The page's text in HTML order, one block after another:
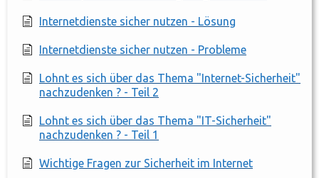
Internetdienste sicher nutzen - Lösung
Internetdienste sicher nutzen - Probleme
Lohnt es sich über das Thema "Internet-Sicherheit"
nachzudenken ? - Teil 2
Lohnt es sich über das Thema "IT-Sicherheit"
nachzudenken ? - Teil 1
Wichtige Fragen zur Sicherheit im Internet